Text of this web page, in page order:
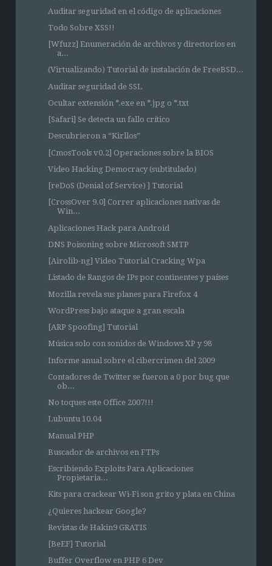
Auditar seguridad en el código de aplicaciones
Todo Sobre XSS!!
[Wfuzz] Enumeración de archivos y directorios en
a...
(Virtualizando) Tutorial de instalación de FreeBSD...
Auditar seguridad de SSL
Ocultar extensión *.exe en *.jpg o *.txt
[Safari] Se detecta un fallo crítico
Descubrieron a “Kirllos”
[CmosTools v0.2] Operaciones sobre la BIOS
Video Hacking Democracy (subtitulado)
[reDoS (Denial of Service) ] Tutorial
[CrossOver 9.0] Correr aplicaciones nativas de
Win...
Aplicaciones Hack para Android
DNS Poisoning sobre Microsoft SMTP
[Airolib-ng] Video Tutorial Cracking Wpa
Listado de Rangos de IPs por continentes y países
Mozilla revela sus planes para Firefox 4
WordPress bajo ataque a gran escala
[ARP Spoofing] Tutorial
Música solo con sonidos de Windows XP y 98
Informe anual sobre el cibercrimen del 2009
Contadores de Twitter se fueron a 0 por bug que
ob...
No toques este Office 2007!!!
Lubuntu 10.04
Manual PHP
Buscador de archivos en FTPs
Escribiendo Exploits Para Aplicaciones
Propietaria...
Kits para crackear Wi-Fi son grito y plata en China
¿Quieres hackear Google?
Revistas de Hakin9 GRATIS
[BeEF] Tutorial
Buffer Overflow en PHP 6 Dev